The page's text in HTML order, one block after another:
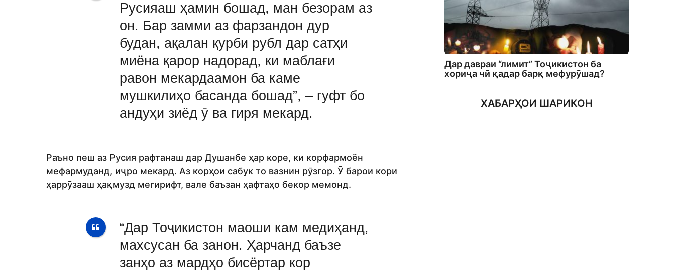
Русияаш ҳамин бошад, ман безорам аз
он. Бар замми аз фарзандон дур
будан, ақалан қурби рубл дар сатҳи
миёна қарор надорад, ки маблағи
равон мекардаамон ба каме
мушкилиҳо басанда бошад”, – гуфт бо
андуҳи зиёд ӯ ва гиря мекард.
Раъно пеш аз Русия рафтанаш дар Душанбе ҳар коре, ки корфармоён
мефармуданд, иҷро мекард. Аз корҳои сабук то вазнин рӯзгор. Ӯ барои кори
ҳаррӯзааш ҳақмузд мегирифт, вале баъзан ҳафтаҳо бекор мемонд.
“Дар Тоҷикистон маоши кам медиҳанд,
махсусан ба занон. Ҳарчанд баъзе
занҳо аз мардҳо бисёртар кор
Дар давраи “лимит” Тоҷикистон ба
хориҷа чӣ қадар барқ мефурӯшад?
ХАБАРҲОИ ШАРИКОН